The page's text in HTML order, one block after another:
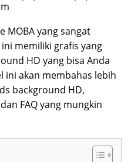
MOBA yang sangat
memiliki grafis yang
HD yang bisa Anda
ini akan membahas lebih
background HD,
FAQ yang mungkin